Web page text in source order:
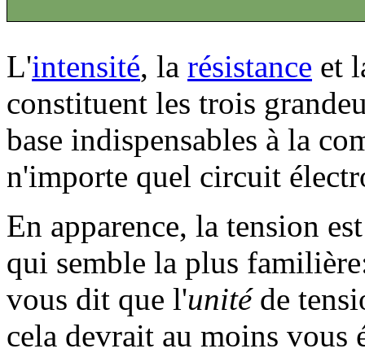
L'intensité, la résistance et
constituent les trois
base indispensables à la
n'importe quel circuit
En apparence, la tension
qui semble la plus
vous dit que l'unitéde
cela devrait au moins vous